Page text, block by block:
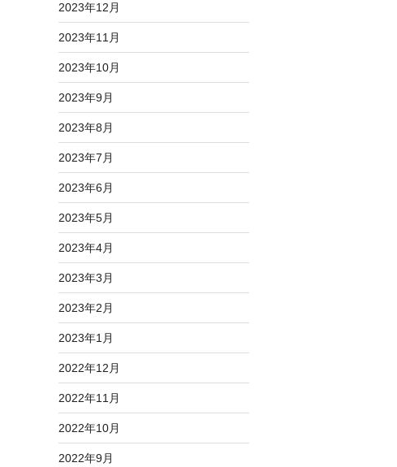
2023年12月
2023年11月
2023年10月
2023年9月
2023年8月
2023年7月
2023年6月
2023年5月
2023年4月
2023年3月
2023年2月
2023年1月
2022年12月
2022年11月
2022年10月
2022年9月